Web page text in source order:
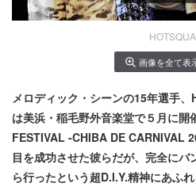
画像を全て表
メロディック・シーンの15年選手
は美浜・稲毛野外音楽堂で５月に開
FESTIVAL -CHIBA DE CARNIVAL
目を成功させた彼らだが、完全にバ
ら行ったという超D.I.Y.精神にあふ